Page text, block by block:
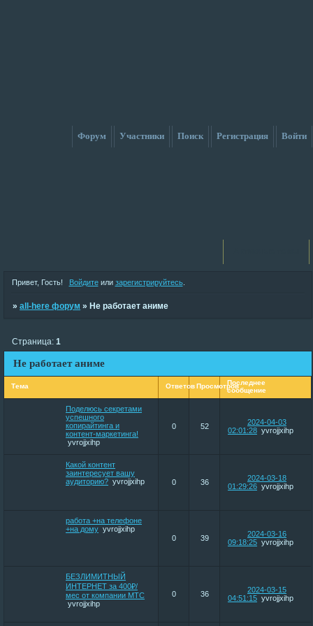
Форум Участники Поиск Регистрация Войти
Привет, Гость! Войдитеили зарегистрируйтесь.
»all-here форум »Не работает аниме
Не работает аниме
Страница:1
Тема ОтветовПросмотровПоследнее
сообщение
Поделюсь секретами
успешного
копирайтинга и
контент-маркетинга!
yvrojjxihp
0 52
2024-04-03
02:01:28 yvrojjxihp
Какой контент
заинтересует вашу
аудиторию? yvrojjxihp 0 36
2024-03-18
01:29:26 yvrojjxihp
работа +на телефоне
+на дому yvrojjxihp
0
39
2024-03-16
09:18:25 yvrojjxihp
БЕЗЛИМИТНЫЙ
ИНТЕРНЕТ за 400₽/
мес от компании МТС
yvrojjxihp
0 36
2024-03-15
04:51:15 yvrojjxihp